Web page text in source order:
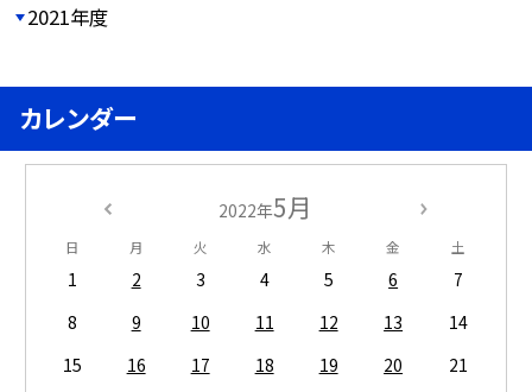
2021年度
カレンダー
2022年5月
日 月 火 水 木 金 土
1 2 3 4 5 6
7
8
9 10 11 12 13
14
15
16 17 18 19 20
21